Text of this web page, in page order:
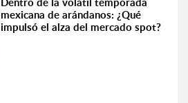
mexicana de arándanos: ¿Qué
impulsó el alza del mercado spot?